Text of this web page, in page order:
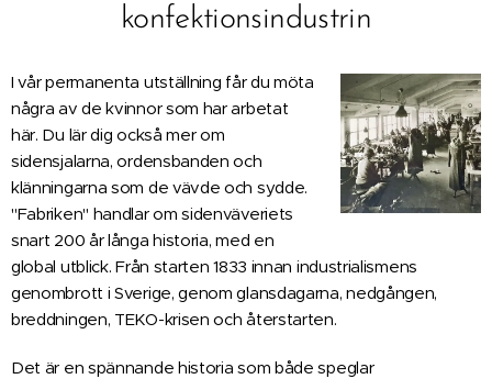
konfektionsindustrin
I vår permanenta utställning får du möta
några av de kvinnor som har arbetat
här. Du lär dig också mer om
sidensjalarna, ordensbanden och
klänningarna som de vävde och sydde.
"Fabriken" handlar om sidenväveriets
snart 200 år långa historia, med en
global utblick. Från starten 1833 innan industrialismens
genombrott i Sverige, genom glansdagarna, nedgången,
breddningen, TEKO-krisen och återstarten.
Det är en spännande historia som både speglar